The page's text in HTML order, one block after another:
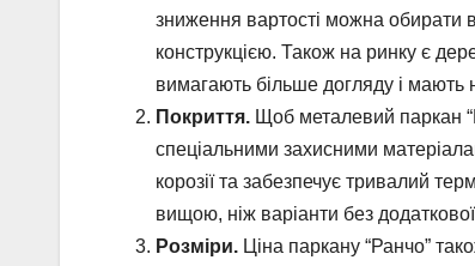
зниження вартості можна обирати
конструкцією. Також на ринку є
вимагають більше догляду і мають
Покриття. Щоб металевий паркан
спеціальними захисними
корозії та забезпечує тривалий
вищою, ніж варіанти без
Розміри. Ціна паркану “Ранчо”